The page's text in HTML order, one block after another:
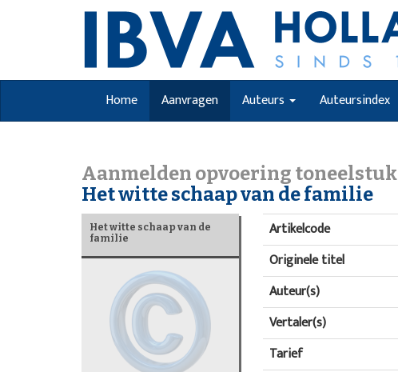
Home Aanvragen Auteurs Auteursindex
Aanmelden opvoering toneelstuk
Het witte schaap van de familie
Het witte schaap van de
familie
Artikelcode
Originele titel
Auteur(s)
Vertaler(s)
Tarief